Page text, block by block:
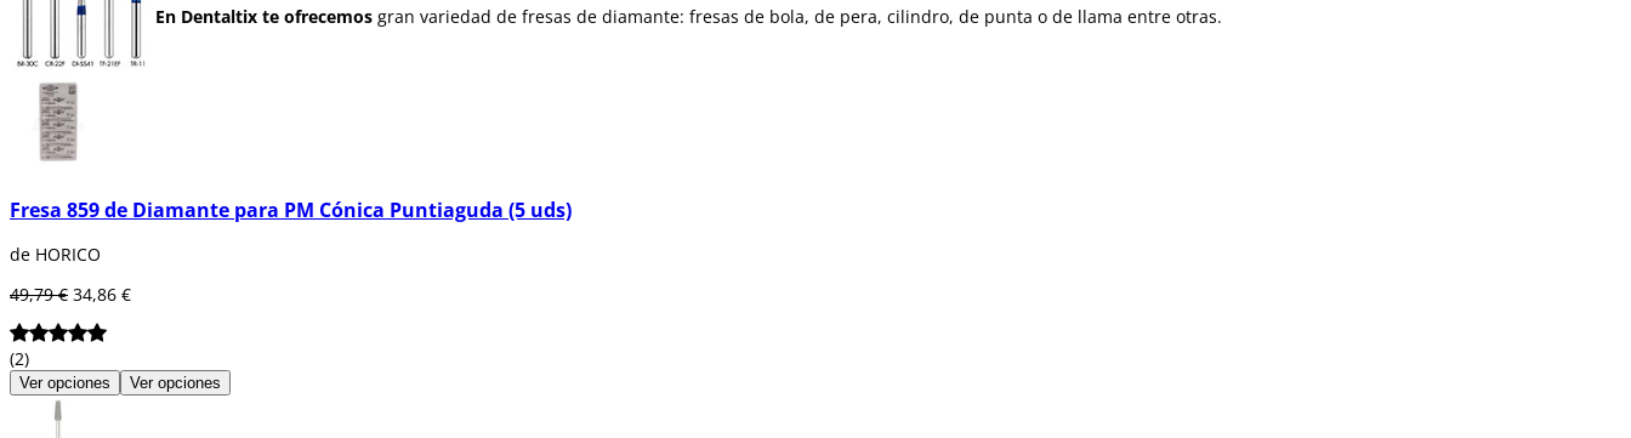
En Dentaltix te ofrecemos gran variedad de fresas de diamante: fresas de bola, de pera, cilindro, de punta o de llama entre otras.
Fresa 859 de Diamante para PM Cónica Puntiaguda (5 uds)
de HORICO
49,79 € 34,86 €
(2)
Ver opciones Ver opciones